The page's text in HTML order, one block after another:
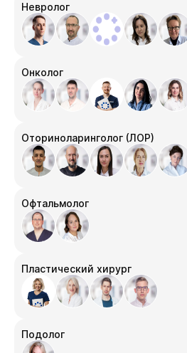
Невролог
Онколог
Оториноларинголог (ЛОР)
Офтальмолог
Пластический хирург
Подолог